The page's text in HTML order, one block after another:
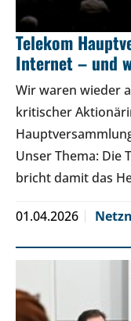
Telekom
Internet – und
Wir waren wieder
kritischer
Unser Thema: Die
bricht damit das
01.04.2026